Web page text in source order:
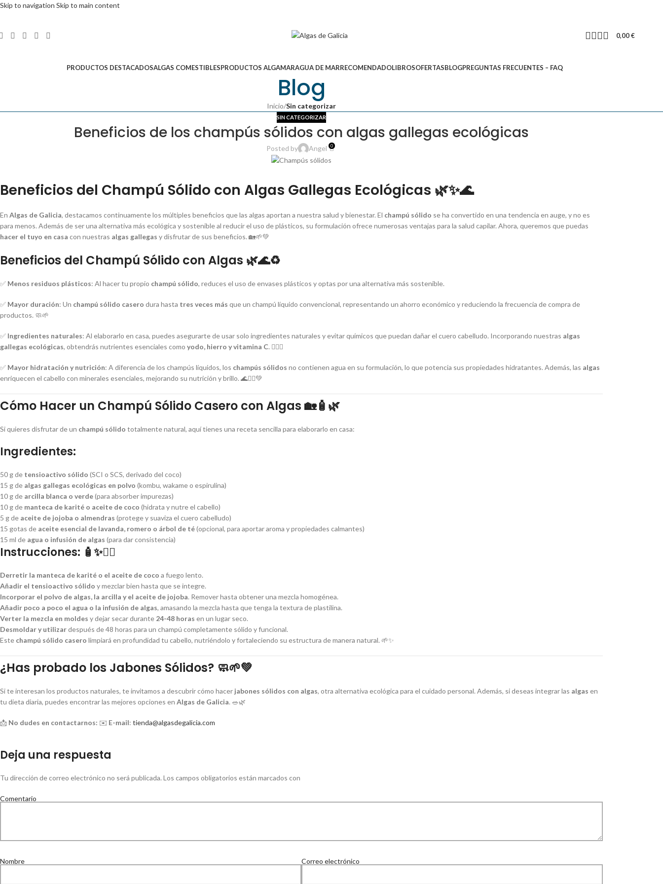
Skip to navigation Skip to main content
0,00€
PRODUCTOS DESTACADOSALGAS COMESTIBLESPRODUCTOS ALGAMARAGUA DE MARRECOMENDADOLIBROSOFERTASBLOGPREGUNTAS FRECUENTES – FAQ
Blog
Inicio/Sin categorizar
SIN CATEGORIZAR
Beneficios de los champús sólidos con algas gallegas ecológicas
Posted by Angel 0
Beneficios del Champú Sólido con Algas Gallegas Ecológicas 🌿✨🌊
En Algas de Galicia, destacamos continuamente los múltiples beneficios que las algas aportan a nuestra salud y bienestar. El champú sólido se ha convertido en una tendencia en auge, y no es
para menos. Además de ser una alternativa más ecológica y sostenible al reducir el uso de plásticos, su formulación ofrece numerosas ventajas para la salud capilar. Ahora, queremos que puedas
hacer el tuyo en casa con nuestras algas gallegas y disfrutar de sus beneficios. 🏡🌱💚
Beneficios del Champú Sólido con Algas 🌿🌊♻️
✅ Menos residuos plásticos: Al hacer tu propio champú sólido, reduces el uso de envases plásticos y optas por una alternativa más sostenible.
✅ Mayor duración: Un champú sólido casero dura hasta tres veces más que un champú líquido convencional, representando un ahorro económico y reduciendo la frecuencia de compra de
productos. 🧼🌱
✅ Ingredientes naturales: Al elaborarlo en casa, puedes asegurarte de usar solo ingredientes naturales y evitar químicos que puedan dañar el cuero cabelludo. Incorporando nuestras algas
gallegas ecológicas, obtendrás nutrientes esenciales como yodo, hierro y vitamina C. 💆‍♀️✨
✅ Mayor hidratación y nutrición: A diferencia de los champús líquidos, los champús sólidos no contienen agua en su formulación, lo que potencia sus propiedades hidratantes. Además, las algas
enriquecen el cabello con minerales esenciales, mejorando su nutrición y brillo. 🌊💆‍♂️💚
Cómo Hacer un Champú Sólido Casero con Algas 🏡🧴🌿
Si quieres disfrutar de un champú sólido totalmente natural, aquí tienes una receta sencilla para elaborarlo en casa:
Ingredientes:
50 g de tensioactivo sólido (SCI o SCS, derivado del coco)
15 g de algas gallegas ecológicas en polvo (kombu, wakame o espirulina)
10 g de arcilla blanca o verde(para absorber impurezas)
10 g de manteca de karité o aceite de coco (hidrata y nutre el cabello)
5 g de aceite de jojoba o almendras (protege y suaviza el cuero cabelludo)
15 gotas de aceite esencial de lavanda, romero o árbol de té(opcional, para aportar aroma y propiedades calmantes)
15 ml de agua o infusión de algas (para dar consistencia)
Instrucciones: 🧴✨💆‍♀️
Derretir la manteca de karité o el aceite de coco a fuego lento.
Añadir el tensioactivo sólido y mezclar bien hasta que se integre.
Incorporar el polvo de algas, la arcilla y el aceite de jojoba. Remover hasta obtener una mezcla homogénea.
Añadir poco a poco el agua o la infusión de algas, amasando la mezcla hasta que tenga la textura de plastilina.
Verter la mezcla en moldes y dejar secar durante 24-48 horas en un lugar seco.
Desmoldar y utilizardespués de 48 horas para un champú completamente sólido y funcional.
Este champú sólido casero limpiará en profundidad tu cabello, nutriéndolo y fortaleciendo su estructura de manera natural. 🌱✨
¿Has probado los Jabones Sólidos? 🧼🌱💚
Si te interesan los productos naturales, te invitamos a descubrir cómo hacer jabones sólidos con algas, otra alternativa ecológica para el cuidado personal. Además, si deseas integrar las algas en
tu dieta diaria, puedes encontrar las mejores opciones en Algas de Galicia. 🥗🌿
📩 No dudes en contactarnos: ✉️ E-mail: tienda@algasdegalicia.com
Deja una respuesta
Tu dirección de correo electrónico no será publicada. Los campos obligatorios están marcados con
Comentario
Nombre Correo electrónico